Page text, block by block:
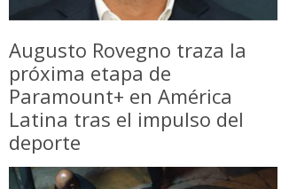
Augusto Rovegno traza la
próxima etapa de
Paramount+ en América
Latina tras el impulso del
deporte